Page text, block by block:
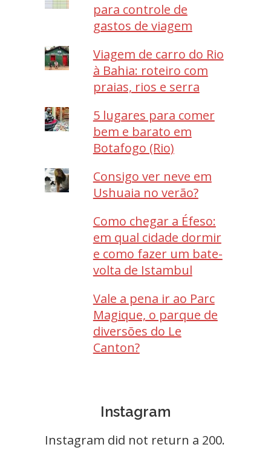
para controle de
gastos de viagem
Viagem de carro do Rio
à Bahia: roteiro com
praias, rios e serra
5 lugares para comer
bem e barato em
Botafogo (Rio)
Consigo ver neve em
Ushuaia no verão?
Como chegar a Éfeso:
em qual cidade dormir
e como fazer um bate-
volta de Istambul
Vale a pena ir ao Parc
Magique, o parque de
diversões do Le
Canton?
Instagram
Instagram did not return a 200.